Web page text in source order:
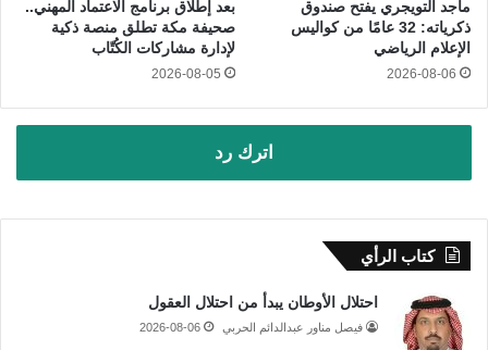
ماجد التويجري يفتح صندوق
ذكرياته: 32 عامًا من كواليس
الإعلام الرياضي
2026-08-06
بعد إطلاق برنامج الاعتماد المهني..
صحيفة مكة تطلق منصة ذكية
لإدارة مشاركات الكُتّاب
2026-08-05
اترك رد
كتاب الرأي
احتلال الأوطان يبدأ من احتلال العقول
فيصل مناور عبدالدائم الحربي 2026-08-06